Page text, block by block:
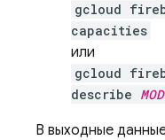
gcloud
capacities
или
gcloud
describe
В выходные